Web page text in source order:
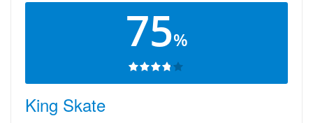
75%
King Skate